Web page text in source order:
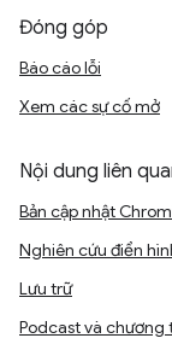
Đóng góp
Báo cáo lỗi
Xem các sự cố mở
Nội dung liên
Bản cập nhật
Nghiên cứu điển
Lưu trữ
Podcast và chương